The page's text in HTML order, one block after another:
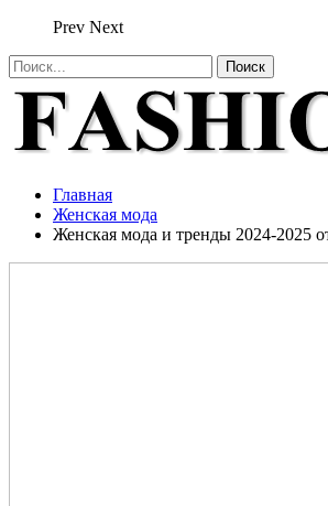
Prev Next
Главная
Женская мода
Женская мода и тренды 2024-2025